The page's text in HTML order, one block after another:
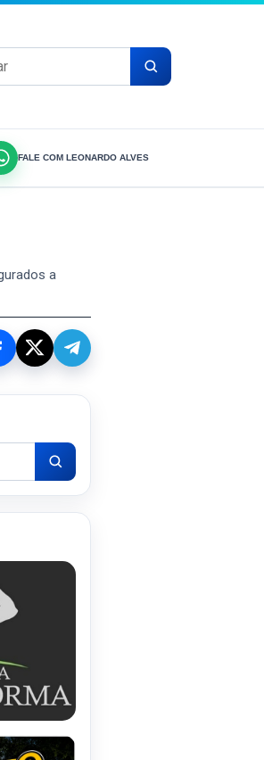
FALE COM LEONARDO ALVES
a